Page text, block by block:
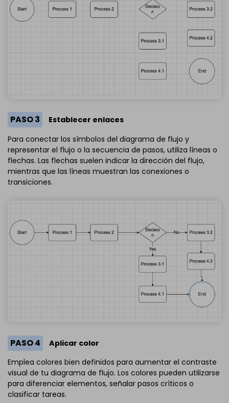
PASO 3
Establecer enlaces
Para conectar los símbolos del diagrama de flujo y
representar el flujo o la secuencia de pasos, utiliza líneas o
flechas. Las flechas suelen indicar la dirección del flujo,
mientras que las líneas muestran las conexiones o
transiciones.
PASO 4
Aplicar color
Emplea colores bien definidos para aumentar el contraste
visual de tu diagrama de flujo. Los colores pueden utilizarse
para diferenciar elementos, señalar pasos críticos o
clasificar tareas.